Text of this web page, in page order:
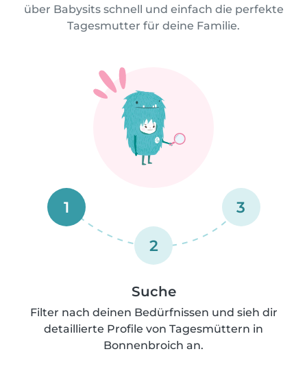
über Babysits schnell und einfach die perfekte
Tagesmutter für deine Familie.
1
2
3
Suche
Filter nach deinen Bedürfnissen und sieh dir
detaillierte Profile von Tagesmüttern in
Bonnenbroich an.